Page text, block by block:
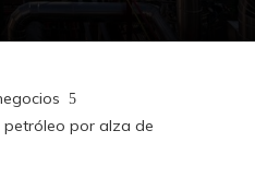
petróleo por alza de